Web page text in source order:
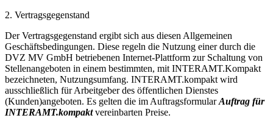
2. Vertragsgegenstand
Der Vertragsgegenstand ergibt sich aus diesen Allgemeinen
Geschäftsbedingungen. Diese regeln die Nutzung einer durch die
DVZ MV GmbH betriebenen Internet-Plattform zur Schaltung von
Stellenangeboten in einem bestimmten, mit INTERAMT.Kompakt
bezeichneten, Nutzungsumfang. INTERAMT.kompakt wird
ausschließlich für Arbeitgeber des öffentlichen Dienstes
(Kunden)angeboten. Es gelten die im AuftragsformularAuftrag für
INTERAMT.kompaktvereinbarten Preise.